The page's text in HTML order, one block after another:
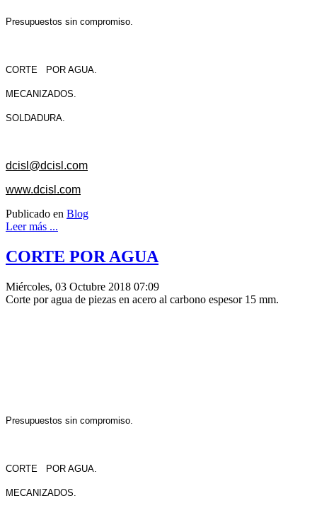
Presupuestos sin compromiso.
CORTE POR AGUA.
MECANIZADOS.
SOLDADURA.
dcisl@dcisl.com
www.dcisl.com
Publicado en Blog
Leer más ...
CORTE POR AGUA
Miércoles, 03 Octubre 2018 07:09
Corte por agua de piezas en acero al carbono espesor 15 mm.
Presupuestos sin compromiso.
CORTE POR AGUA.
MECANIZADOS.